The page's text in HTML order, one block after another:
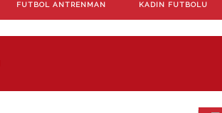
FUTBOL ANTRENMAN KADIN FUTBOLU